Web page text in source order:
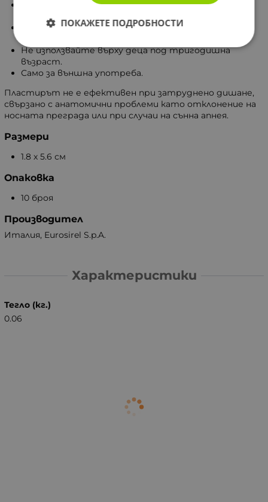
Не използвайте пластира върху раздразнена кожа
повече от 12 часа на ден.
Прекратете употребата незабавно, ако
Не използвайте върху деца под тригодишна
възраст.
Само за външна употреба.
Пластирът не е ефективен при затруднено дишане,
свързано с анатомични проблеми като отклонение на
носната преграда или при случаи на сънна апнея.
Размери
1.8 х 5.6 см
Опаковка
10 броя
Производител
Италия, Eurosirel S.p.A.
Характеристики
Тегло (кг.)
0.06
ПОКАЖЕТЕ ПОДРОБНОСТИ